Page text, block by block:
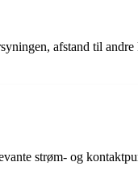
afstand til
strøm- og